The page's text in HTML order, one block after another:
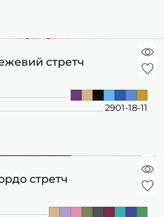
стретч
2901-18-11
стретч